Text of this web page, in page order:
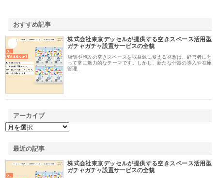
おすすめ記事
株式会社東京デッセルが提供する空きスペース活用型
ガチャガチャ設置サービスの全貌
店舗や施設の空きスペースを収益源に変える発想は、経営者にと
って常に魅力的なテーマです。しかし、新たな什器の導入や在庫
管理…
アーカイブ
最近の記事
株式会社東京デッセルが提供する空きスペース活用型
ガチャガチャ設置サービスの全貌